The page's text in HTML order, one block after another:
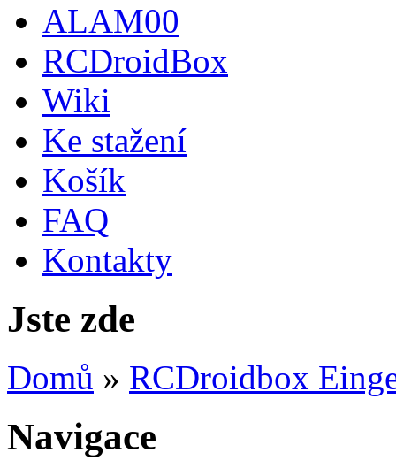
ALAM00
RCDroidBox
Wiki
Ke stažení
Košík
FAQ
Kontakty
Jste zde
Domů » RCDroidbox
Navigace